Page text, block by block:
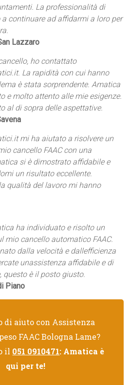
La professionalità di
continuare ad affidarmi a loro per
Lazzaro
ho contattato
La rapidità con cui hanno
è stata sorprendente. Amatica
e molto attento alle mie esigenze.
al di sopra delle aspettative.
mi ha aiutato a risolvere un
cancello FAAC con una
si è dimostrato affidabile e
un risultato eccellente.
qualità del lavoro mi hanno
ha individuato e risolto un
mio cancello automatico FAAC.
dalla velocità e dallefficienza
unassistenza affidabile e di
è il posto giusto.
Piano
di aiuto con Assistenza
FAAC Bologna Lame?
il 051 0910471: Amatica è
qui per te!